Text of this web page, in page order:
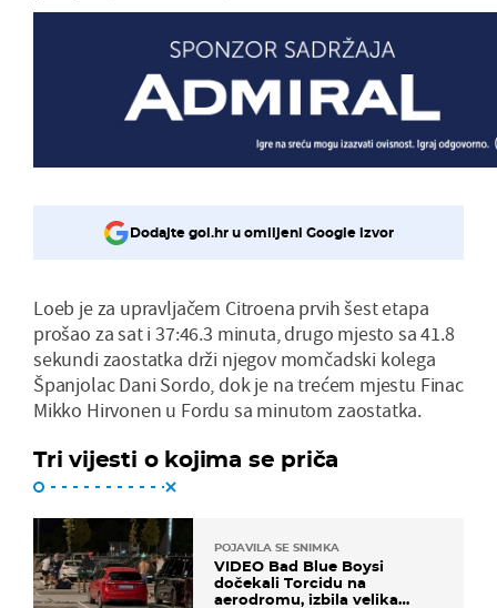
Dodajte gol.hr u omiljeni Google izvor
Loeb je za upravljačem Citroena prvih šest etapa
prošao za sat i 37:46.3 minuta, drugo mjesto sa 41.8
sekundi zaostatka drži njegov momčadski kolega
Španjolac Dani Sordo, dok je na trećem mjestu Finac
Mikko Hirvonen u Fordu sa minutom zaostatka.
Tri vijesti o kojima se priča
POJAVILA SE SNIMKA
VIDEO Bad Blue Boysi
dočekali Torcidu na
aerodromu, izbila velika